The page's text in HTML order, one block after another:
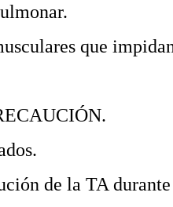
que
de la TA